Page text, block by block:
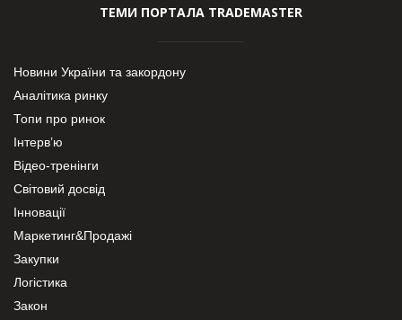
ТЕМИ ПОРТАЛА TRADEMASTER
Новини України та закордону
Аналітика ринку
Топи про ринок
Інтерв’ю
Відео-тренінги
Світовий досвід
Інновації
Маркетинг&Продажі
Закупки
Логістика
Закон